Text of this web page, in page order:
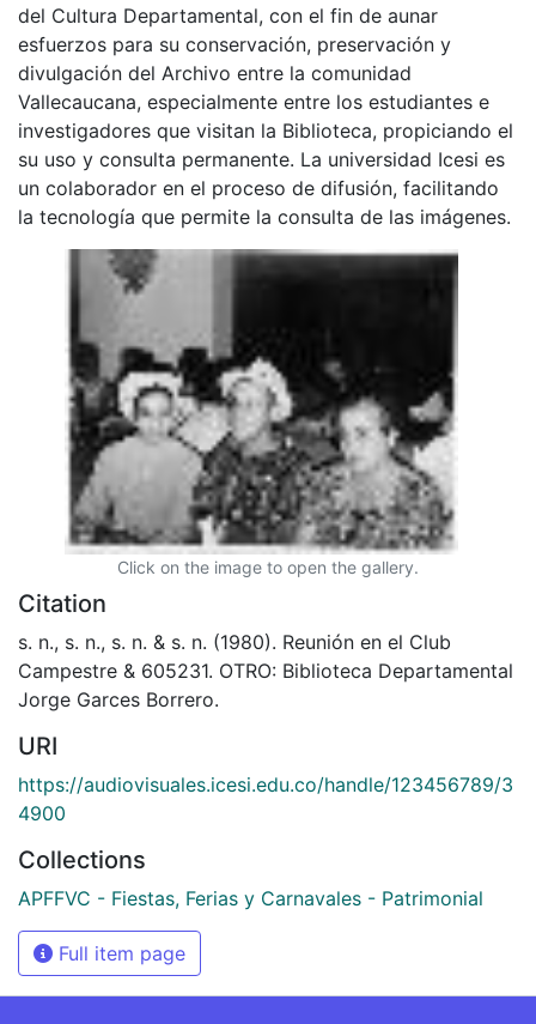
del Cultura Departamental, con el fin de aunar
esfuerzos para su conservación, preservación y
divulgación del Archivo entre la comunidad
Vallecaucana, especialmente entre los estudiantes e
investigadores que visitan la Biblioteca, propiciando el
su uso y consulta permanente. La universidad Icesi es
un colaborador en el proceso de difusión, facilitando
la tecnología que permite la consulta de las imágenes.
Click on the image to open the gallery.
Citation
s. n., s. n., s. n. & s. n. (1980). Reunión en el Club
Campestre & 605231. OTRO: Biblioteca Departamental
Jorge Garces Borrero.
URI
https://audiovisuales.icesi.edu.co/handle/123456789/3
4900
Collections
APFFVC - Fiestas, Ferias y Carnavales - Patrimonial
Full item page